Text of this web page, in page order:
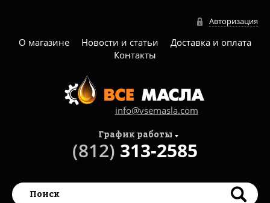
Авторизация
О магазине Новости и статьи
Доставка и оплата
Контакты
info@vsemasla.com
График работы
(812) 313-2585